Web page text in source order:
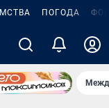
ПОГОДА